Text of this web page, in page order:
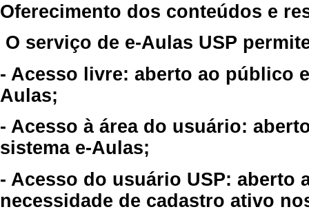
Oferecimento dos conteúdos e
O serviço de e-Aulas USP
- Acesso livre: aberto ao público
Aulas;
- Acesso à área do usuário:
sistema e-Aulas;
- Acesso do usuário USP: aberto
necessidade de cadastro ativo